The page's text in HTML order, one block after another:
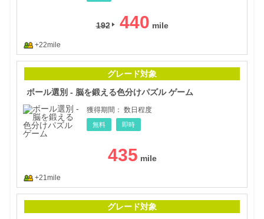
192 440
+22mile
グレード対象
ボール選別 - 脳を鍛える色分けパズル ゲーム
獲得期間： 数日程度
無料 即時
435
+21mile
グレード対象